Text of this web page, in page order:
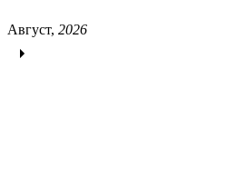
Август, 2026